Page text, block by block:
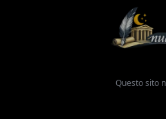
Questo sito